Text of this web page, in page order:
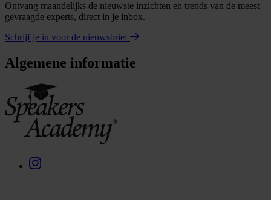
Ontvang maandelijks de nieuwste inzichten en trends van de meest
gevraagde experts, direct in je inbox.
Schrijf je in voor de nieuwsbrief
Algemene informatie